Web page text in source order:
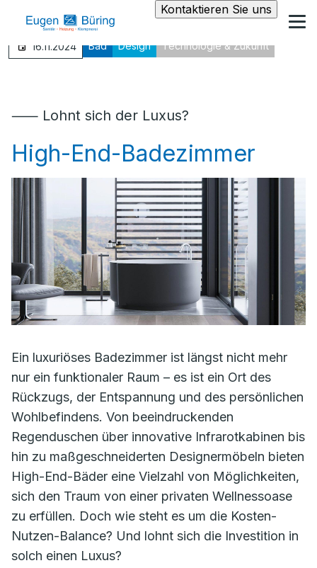
Kontaktieren Sie uns
16.11.2024 Bad Design Technologie & Zukunft
⸺ Lohnt sich der Luxus?
High-End-Badezimmer
Ein luxuriöses Badezimmer ist längst nicht mehr
nur ein funktionaler Raum – es ist ein Ort des
Rückzugs, der Entspannung und des persönlichen
Wohlbefindens. Von beeindruckenden
Regenduschen über innovative Infrarotkabinen bis
hin zu maßgeschneiderten Designermöbeln bieten
High-End-Bäder eine Vielzahl von Möglichkeiten,
sich den Traum von einer privaten Wellnessoase
zu erfüllen. Doch wie steht es um die Kosten-
Nutzen-Balance? Und lohnt sich die Investition in
solch einen Luxus?